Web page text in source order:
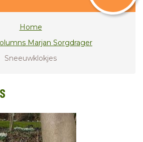
Home
Marjan Sorgdrager
Sneeuwklokjes